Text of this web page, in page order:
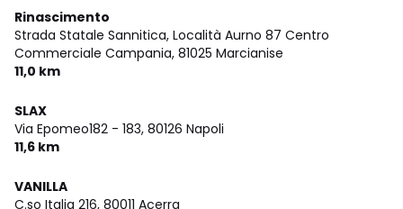
Rinascimento
Strada Statale Sannitica, Località Aurno 87 Centro
Commerciale Campania, 81025 Marcianise
11,0 km
SLAX
Via Epomeo182 - 183, 80126 Napoli
11,6 km
VANILLA
C.so Italia 216, 80011 Acerra